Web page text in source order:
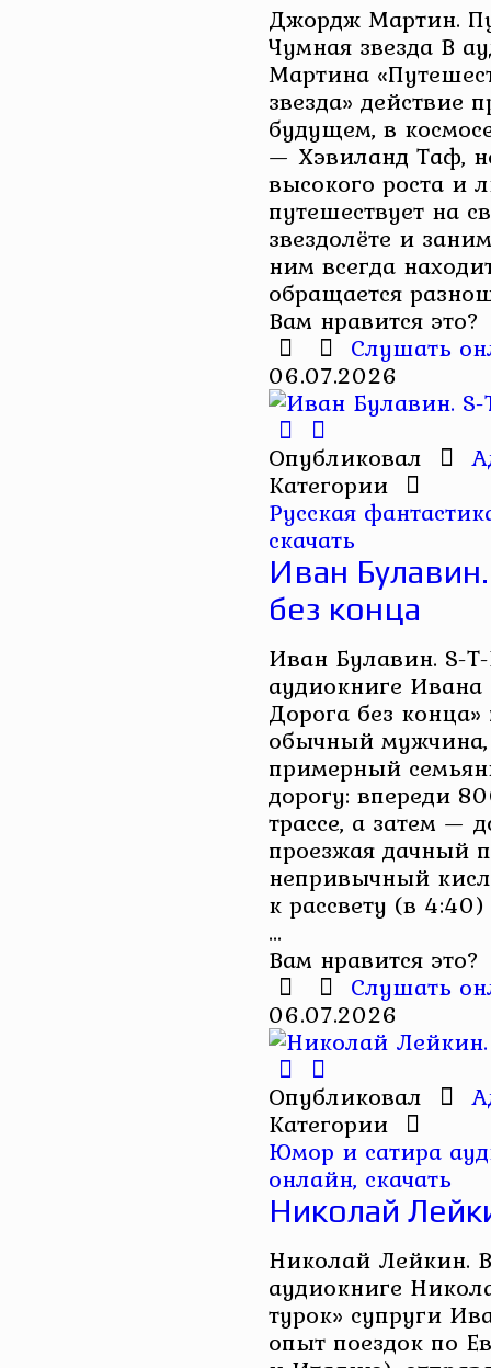
Джордж Мартин.
Чумная звезда В
Мартина
звезда» действие
будущем, в
— Хэвиланд Таф,
высокого роста и
путешествует на
звездолёте и
ним всегда
обращается
Вам нравится это?
Слушать
06.07.2026
Опубликовал
Категории
Русская
скачать
Иван
без конца
Иван Булавин. S-
аудиокниге Ивана
Дорога без
обычный мужчина,
примерный
дорогу: впереди
трассе, а затем —
проезжая дачный
непривычный
к рассвету (в
...
Вам нравится это?
Слушать
06.07.2026
Опубликовал
Категории
Юмор и сатира
онлайн, скачать
Николай
Николай Лейкин.
аудиокниге
турок» супруги
опыт поездок по